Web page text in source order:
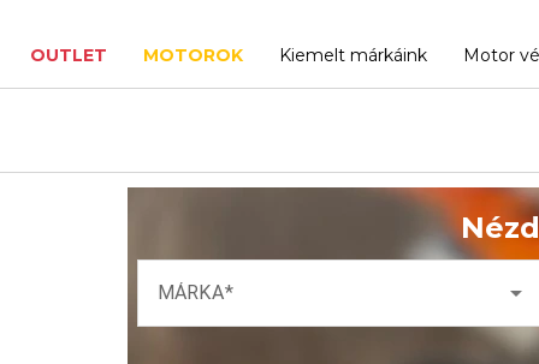
OUTLET MOTOROK Kiemelt márkáink Motor
MÁRKA arrow_drop_down